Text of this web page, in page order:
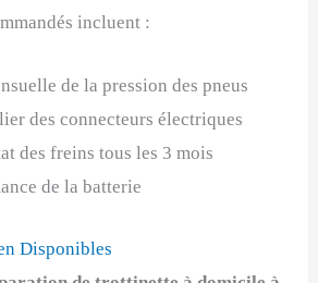
incluent :
de la pression des pneus
des connecteurs électriques
des freins tous les 3 mois
de la batterie
Disponibles